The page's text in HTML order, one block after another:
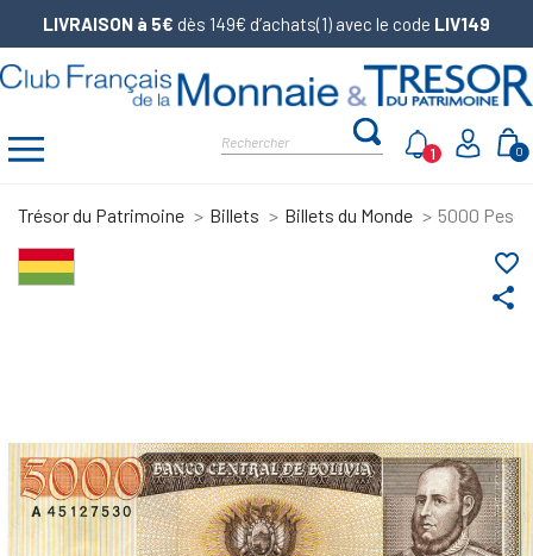
LIVRAISON à 5€ dès 149€ d’achats(1) avec le code LIV149
0
1
Trésor du Patrimoine Billets Billets du Monde 5000
share
favorite_border